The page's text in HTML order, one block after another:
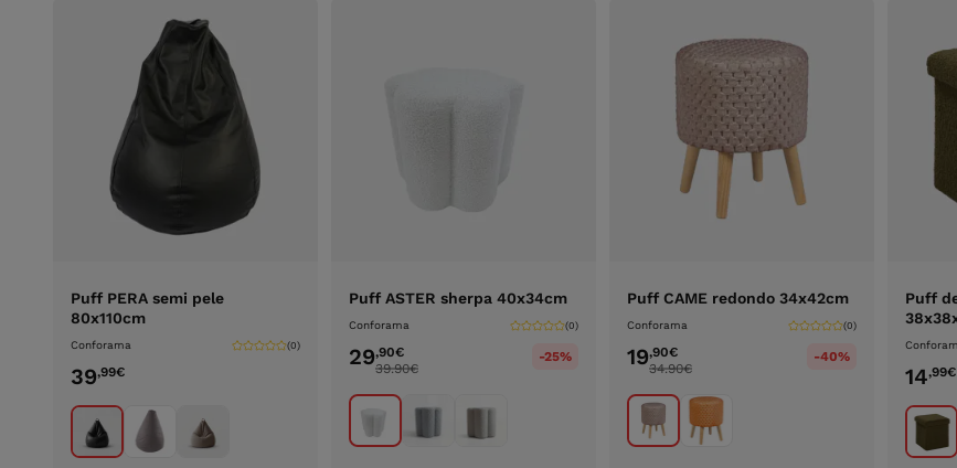
Puff PERA semi pele
80x110cm
Conforama (0)
39,99€
Puff ASTER sherpa 40x34cm
Conforama (0)
29,90€
39.90€
-25%
Puff CAME redondo 34x42cm
Conforama (0)
19,90€
34.90€
-40%
Puff
14,99€